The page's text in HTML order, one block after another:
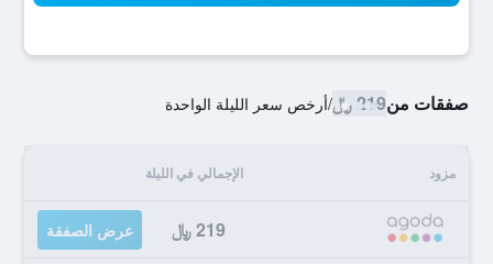
صفقات من219 ﷼ /أرخص سعر الليلة الواحدة
مزود الإجمالي في الليلة
219 ﷼ عرض الصفقة